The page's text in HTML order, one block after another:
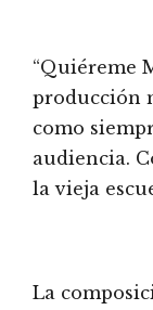
“Quiéreme
producción
como
audiencia.
la vieja
La